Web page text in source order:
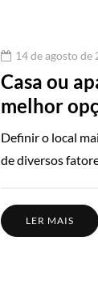
14 de agosto de
Casa ou
melhor
Definir o local
de diversos
LER MAIS